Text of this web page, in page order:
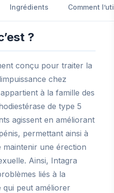
Ingrédients Comment
?
conçu pour traiter la
chez
à la famille des
de type 5
agissent en améliorant
permettant ainsi à
une érection
Ainsi, Intagra
liés à la
peut améliorer